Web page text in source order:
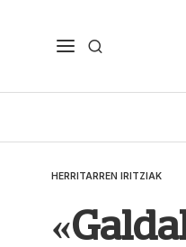
HERRITARREN IRITZIAK